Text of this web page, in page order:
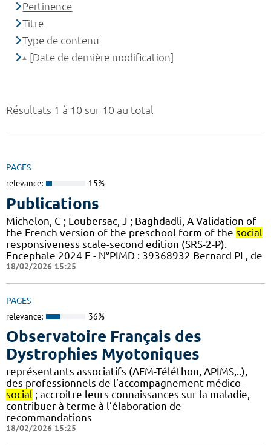
Résultats 1 à 10 sur 10 au total
PAGES
relevance: 15%
Publications
Michelon, C ; Loubersac, J ; Baghdadli, A Validation of
the French version of the preschool form of the social
responsiveness scale-second edition (SRS-2-P).
Encephale 2024 E - N°PIMD : 39368932 Bernard PL, de
18/02/2026 15:25
PAGES
relevance: 36%
Observatoire Français des
Dystrophies Myotoniques
représentants associatifs (AFM-Téléthon, APIMS,..),
des professionnels de l’accompagnement médico-
social ; accroitre leurs connaissances sur la maladie,
contribuer à terme à l’élaboration de
recommandations
18/02/2026 15:25
Pertinence
Titre
Type de contenu
[Date de dernière modification]